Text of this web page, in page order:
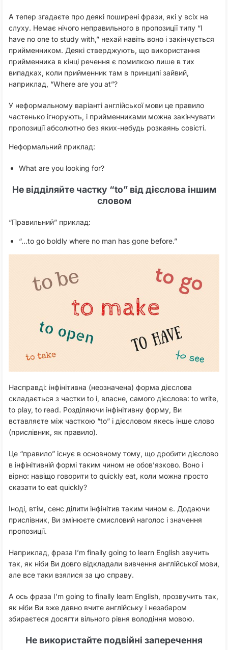
А тепер згадаєте про деякі поширені фрази, які у всіх на
слуху. Немає нічого неправильного в пропозиції типу “I
have no one to study with,” нехай навіть воно і закінчується
прийменником. Деякі стверджують, що використання
прийменника в кінці речення є помилкою лише в тих
випадках, коли прийменник там в принципі зайвий,
наприклад, “Where are you at”?
У неформальному варіанті англійської мови це правило
частенько ігнорують, і прийменниками можна закінчувати
пропозиції абсолютно без яких-небудь розкаянь совісті.
Неформальний приклад:
What are you looking for?
Не відділяйте частку “to” від дієслова іншим
словом
“Правильний” приклад:
“…to go boldly where no man has gone before.”
Насправді: інфінітивна (неозначена) форма дієслова
складається з частки to і, власне, самого дієслова: to write,
to play, to read. Розділяючи інфінітивну форму, Ви
вставляєте між часткою “to” і дієсловом якесь інше слово
(прислівник, як правило).
Це “правило” існує в основному тому, що дробити дієслово
в інфінітивній формі таким чином не обов’язково. Воно і
вірно: навіщо говорити to quickly eat, коли можна просто
сказати to eat quickly?
Іноді, втім, сенс ділити інфінітив таким чином є. Додаючи
прислівник, Ви змінюєте смисловий наголос і значення
пропозиції.
Наприклад, фраза I’m finally going to learn English звучить
так, як ніби Ви довго відкладали вивчення англійської мови,
але все таки взялися за цю справу.
А ось фраза I’m going to finally learn English, прозвучить так,
як ніби Ви вже давно вчите англійську і незабаром
збираєтеся досягти вільного рівня володіння мовою.
Не використайте подвійні заперечення